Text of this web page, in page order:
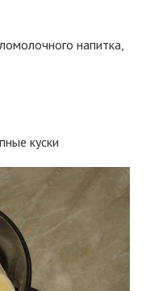
напитка,
куски